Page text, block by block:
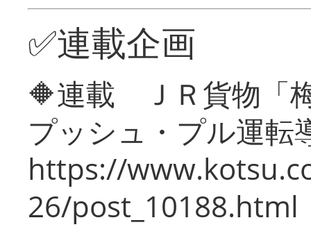
✅連載企画
🔶連載 ＪＲ貨物「
プッシュ・プル運転
https://
26/post_10188.html